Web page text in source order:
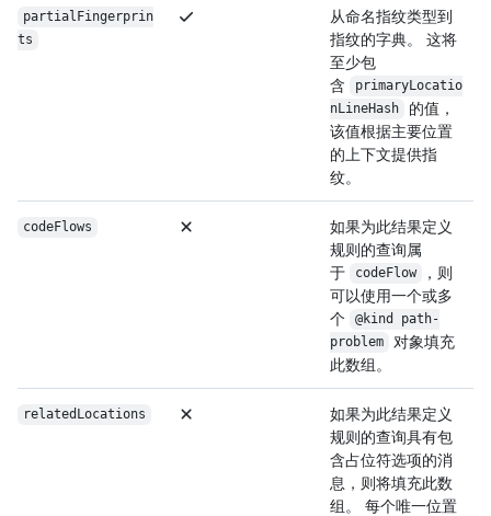
partialFingerprin
ts
从命名指纹类型到
指纹的字典。 这将
至少包
含
primaryLocatio
nLineHash
的值，
该值根据主要位置
的上下文提供指
纹。
codeFlows
如果为此结果定义
规则的查询属
于
codeFlow
，则
可以使用一个或多
个
@kind path-
problem
对象填充
此数组。
relatedLocations
如果为此结果定义
规则的查询具有包
含占位符选项的消
息，则将填充此数
组。 每个唯一位置